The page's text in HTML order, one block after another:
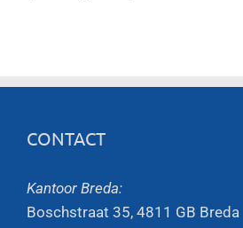
CONTACT
Kantoor Breda:
Boschstraat 35, 4811 GB Breda